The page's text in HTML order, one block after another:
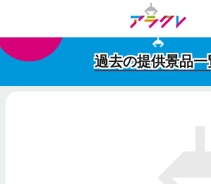
過去の提供景品一